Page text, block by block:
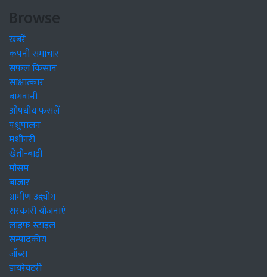
Browse
खबरें
कंपनी समाचार
सफल किसान
साक्षात्कार
बागवानी
औषधीय फसलें
पशुपालन
मशीनरी
खेती-बाड़ी
मौसम
बाजार
ग्रामीण उद्द्योग
सरकारी योजनाएं
लाइफ स्टाइल
सम्पादकीय
जॉब्स
डायरेक्टरी